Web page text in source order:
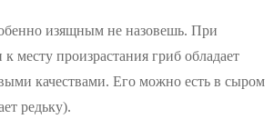
изящным не назовешь. При
месту произрастания гриб обладает
качествами. Его можно есть в сыром
редьку).